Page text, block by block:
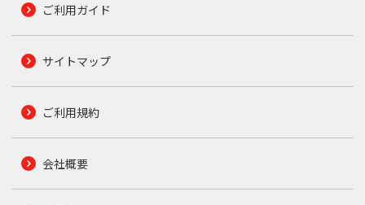
ご利用ガイド
サイトマップ
ご利用規約
会社概要